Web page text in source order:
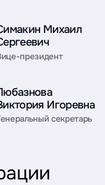
Михаил
президент
Игоревна
секретарь